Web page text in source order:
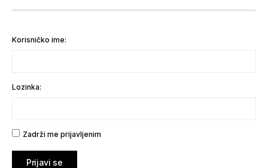
Korisničko ime:
Lozinka:
Zadrži me prijavljenim
Prijavi se